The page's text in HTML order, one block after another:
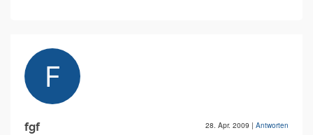
fgf 28. Apr. 2009 | Antworten